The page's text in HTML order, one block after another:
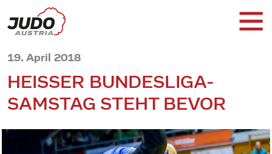
19. April 2018
HEISSER BUNDESLIGA-
SAMSTAG STEHT BEVOR